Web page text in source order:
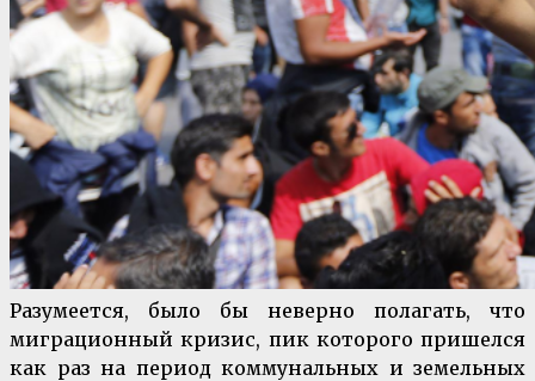
Разумеется, было бы неверно полагать, что
миграционный кризис, пик которого пришелся
как раз на период коммунальных и земельных